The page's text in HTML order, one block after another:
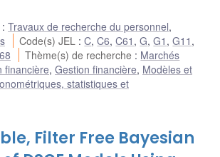
: Travaux de recherche du personnel,
Code(s) JEL :C,C6,C61 ,G,G1 ,G11 ,
Thème(s) de recherche : Marchés
financière, Gestion financière, Modèles et
statistiques et
Filter Free Bayesian